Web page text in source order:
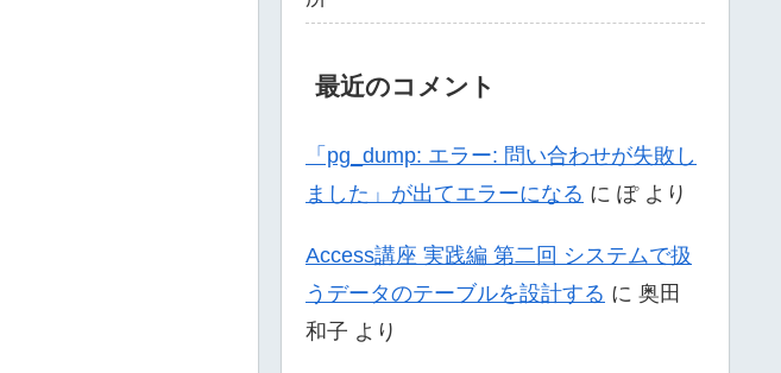
最近のコメント
「pg_dump: エラー: 問い合わせが失敗し
ました」が出てエラーになる に ぽより
Access講座 実践編 第二回 システムで扱
うデータのテーブルを設計する に 奥田
和子 より